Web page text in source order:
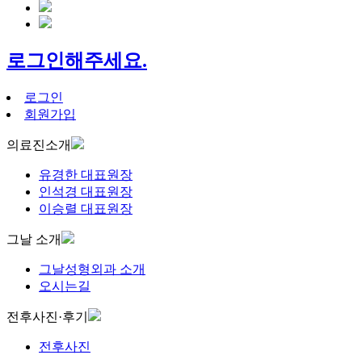
로그인해주세요.
로그인
회원가입
의료진소개
유경한 대표원장
인석경 대표원장
이승렬 대표원장
그날 소개
그날성형외과 소개
오시는길
전후사진·후기
전후사진